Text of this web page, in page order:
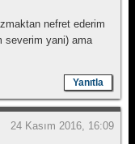
nefret ederim
severim yani) ama
Yanıtla
24 Kasım 2016, 16:09